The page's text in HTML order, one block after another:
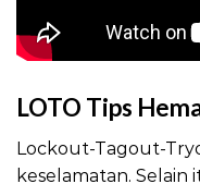
LOTO Tips
Lockout-Tagout-
keselamatan.